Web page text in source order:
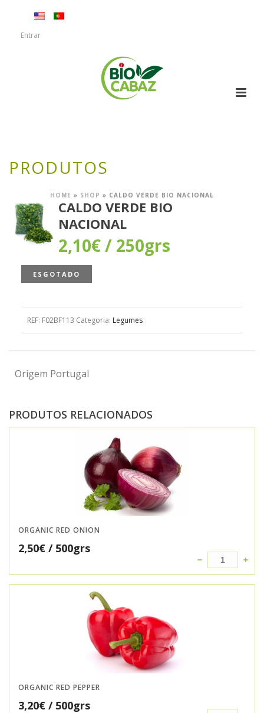
Entrar
PRODUTOS
HOME » SHOP » CALDO VERDE BIO NACIONAL
CALDO VERDE BIO
NACIONAL
2,10€/ 250grs
ESGOTADO
REF: F02BF113 Categoria: Legumes
Origem Portugal
PRODUTOS RELACIONADOS
ORGANIC RED ONION
2,50€ / 500grs
ORGANIC RED PEPPER
3,20€ / 500grs